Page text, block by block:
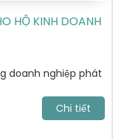
HỘ KINH DOANH
doanh nghiệp phát
Chi tiết